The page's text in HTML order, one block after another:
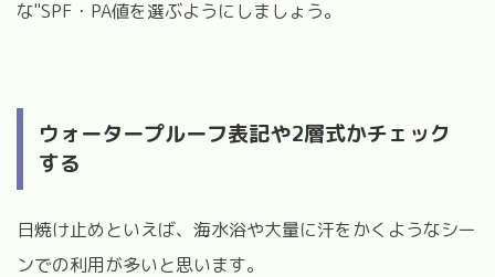
な"SPF・PA値を選ぶようにしましょう。
ウォータープルーフ表記や2層式かチェック
する
日焼け止めといえば、海水浴や大量に汗をかくようなシー
ンでの利用が多いと思います。